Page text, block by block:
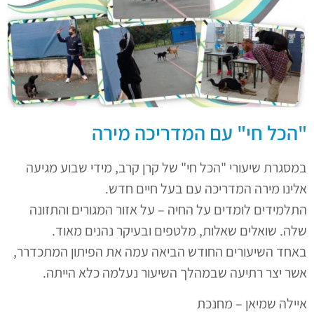
"הכל חי" עם המדריכה מירה
במסגרת שיעורי "הכל חי" של קרן קרב, מידי שבוע מגיעה
אלינו מירה המדריכה עם בעל חיים חדש.
התלמידים לומדים על החיה – על אזור המגורים והתזונה
שלה. שואלים שאלות, מלטפים ובעיקר נהנים מאוד.
באחד השיעורים החודש הביאה עמה את הפיתון המתכדרר,
אשר יצר רתיעה שבמהלך השיעור נעלמה כלא הייתה.
איילה שמיאן – מחנכת